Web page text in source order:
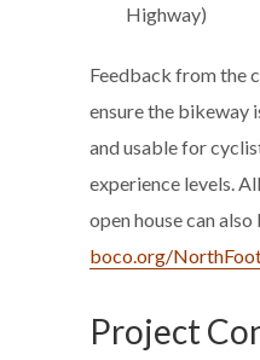
Highway)
Feedback from the
ensure the bikeway
and usable for
experience levels.
open house can
boco.org/
Project